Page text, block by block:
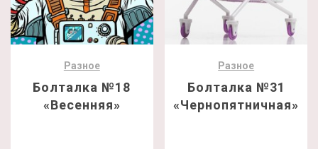
Разное
Болталка №18
«Весенняя»
Разное
Болталка №31
«Чернопятничная»